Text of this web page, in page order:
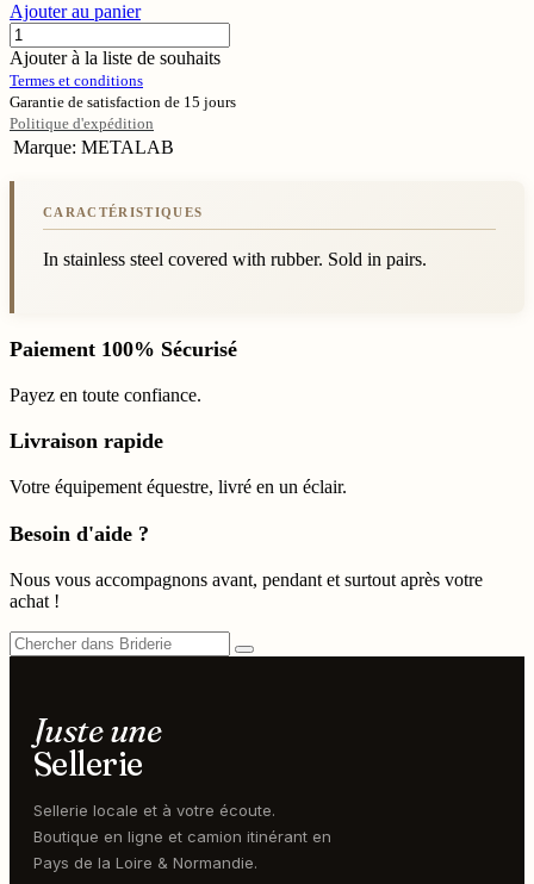
Ajouter au panier
Ajouter à la liste de souhaits
Termes et conditions
Garantie de satisfaction de 15 jours
Politique d'expédition
Marque: METALAB
In stainless steel covered with rubber. Sold in pairs.
Paiement 100% Sécurisé
Payez en toute confiance.
Livraison rapide
Votre équipement équestre, livré en un éclair.
Besoin d'aide ?
Nous vous accompagnons avant, pendant et surtout après votre
achat !
Juste une
Sellerie
Sellerie locale et à votre écoute.
Boutique en ligne et camion itinérant en
Pays de la Loire & Normandie.